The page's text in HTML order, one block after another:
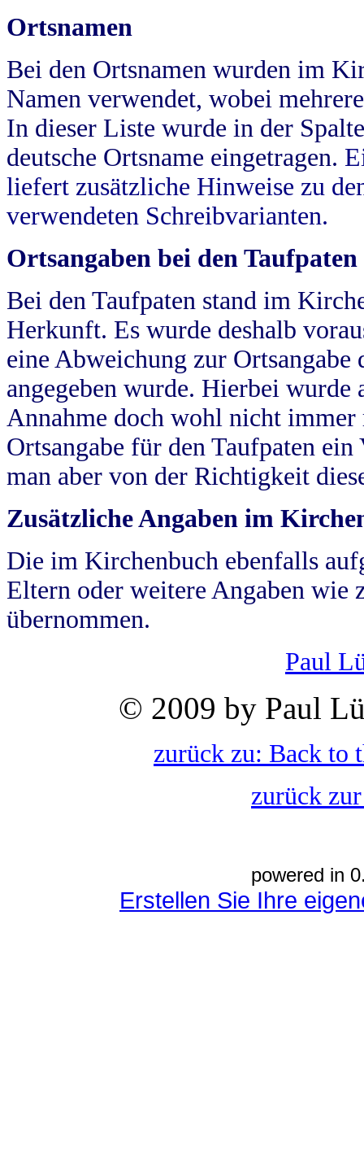
Ortsnamen
Bei den Ortsnamen wurden im
Namen verwendet, wobei
In dieser Liste wurde in der
deutsche Ortsname eingetragen.
liefert zusätzliche Hinweise zu
verwendeten Schreibvarianten.
Ortsangaben bei den Taufpaten
Bei den Taufpaten stand im
Herkunft. Es wurde deshalb
eine Abweichung zur
angegeben wurde. Hierbei wurde
Annahme doch wohl nicht
Ortsangabe für den Taufpaten
man aber von der Richtigkeit
Zusätzliche Angaben im
Die im Kirchenbuch ebenfalls
Eltern oder weitere Angaben wie
übernommen.
Paul
© 2009 by Paul
zurück zu: Back to
zurück
powered in
Erstellen Sie Ihre